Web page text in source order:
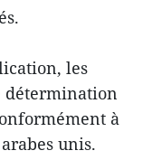
les
détermination
à
unis.